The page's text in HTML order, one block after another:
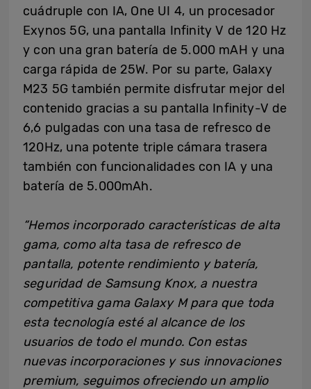
cuádruple con IA, One UI 4, un procesador
Exynos 5G, una pantalla Infinity V de 120 Hz
y con una gran batería de 5.000 mAH y una
carga rápida de 25W. Por su parte, Galaxy
M23 5G también permite disfrutar mejor del
contenido gracias a su pantalla Infinity-V de
6,6 pulgadas con una tasa de refresco de
120Hz, una potente triple cámara trasera
también con funcionalidades con IA y una
batería de 5.000mAh.
“Hemos incorporado características de alta
gama, como alta tasa de refresco de
pantalla, potente rendimiento y batería,
seguridad de Samsung Knox, a nuestra
competitiva gama Galaxy M para que toda
esta tecnología esté al alcance de los
usuarios de todo el mundo. Con estas
nuevas incorporaciones y sus innovaciones
premium, seguimos ofreciendo un amplio